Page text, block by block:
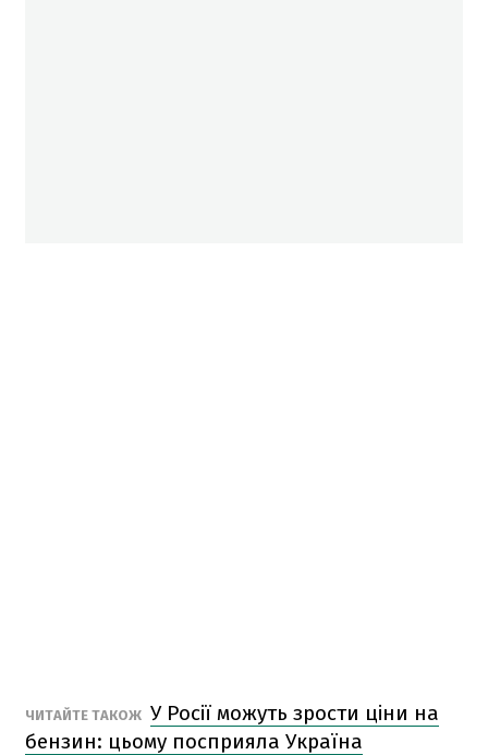
ЧИТАЙТЕ ТАКОЖ У Росії можуть зрости ціни на
бензин: цьому посприяла Україна